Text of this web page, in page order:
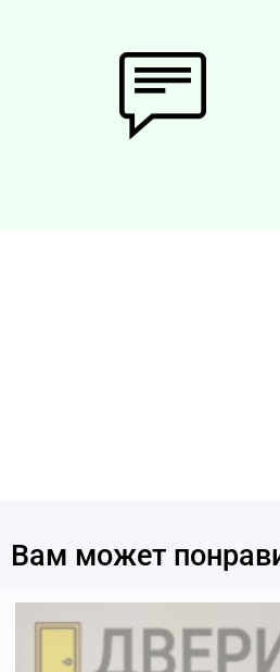
Вам может